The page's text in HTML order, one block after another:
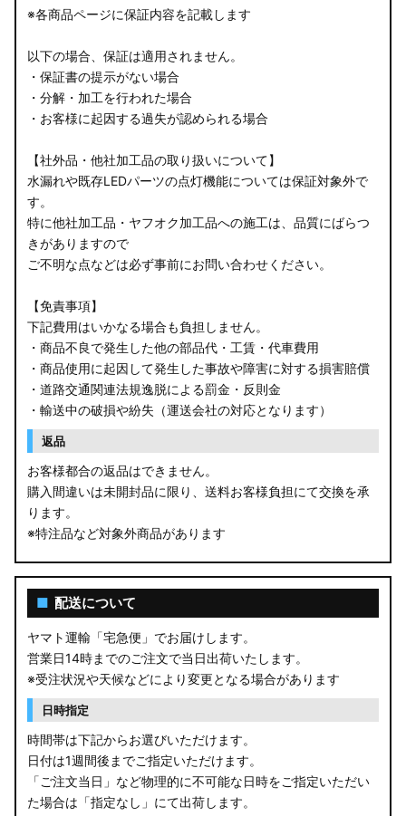
※各商品ページに保証内容を記載します
以下の場合、保証は適用されません。
・保証書の提示がない場合
・分解・加工を行われた場合
・お客様に起因する過失が認められる場合
【社外品・他社加工品の取り扱いについて】
水漏れや既存LEDパーツの点灯機能については保証対象外で
す。
特に他社加工品・ヤフオク加工品への施工は、品質にばらつ
きがありますので
ご不明な点などは必ず事前にお問い合わせください。
【免責事項】
下記費用はいかなる場合も負担しません。
・商品不良で発生した他の部品代・工賃・代車費用
・商品使用に起因して発生した事故や障害に対する損害賠償
・道路交通関連法規逸脱による罰金・反則金
・輸送中の破損や紛失（運送会社の対応となります）
返品
お客様都合の返品はできません。
購入間違いは未開封品に限り、送料お客様負担にて交換を承
ります。
※特注品など対象外商品があります
■ 配送について
ヤマト運輸「宅急便」でお届けします。
営業日14時までのご注文で当日出荷いたします。
※受注状況や天候などにより変更となる場合があります
日時指定
時間帯は下記からお選びいただけます。
日付は1週間後までご指定いただけます。
「ご注文当日」など物理的に不可能な日時をご指定いただい
た場合は「指定なし」にて出荷します。